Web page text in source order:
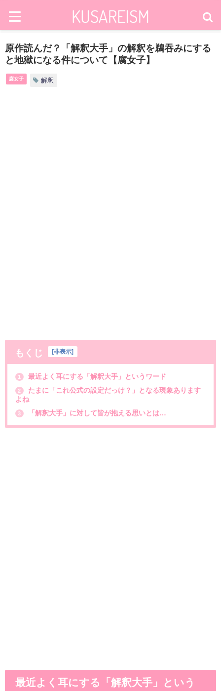
原作読んだ？「解釈大手」の解釈を鵜吞みにする
と地獄になる件について【腐女子】
腐女子 解釈
もくじ 非表示
1 最近よく耳にする「解釈大手」というワード
2
たまに「これ公式の設定だっけ？」となる現象あります
よね
3 「解釈大手」に対して皆が抱える思いとは…
最近よく耳にする「解釈大手」という